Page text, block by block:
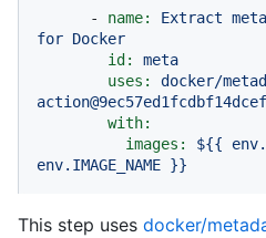
- name: Extract
for Docker
id:
meta
uses:
docker/
with:
images:
${{
env.IMAGE_NAME }}
This step uses docker/